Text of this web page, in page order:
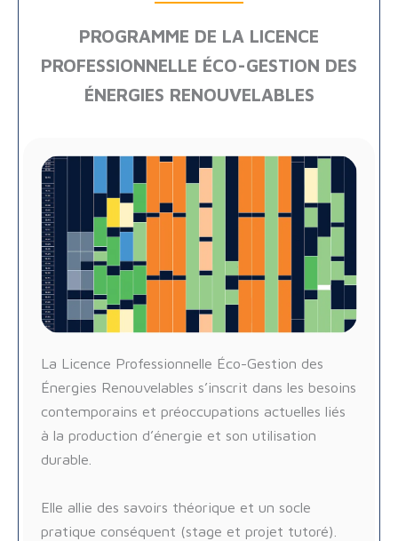
PROGRAMME DE LA LICENCE
PROFESSIONNELLE ÉCO-GESTION DES
ÉNERGIES RENOUVELABLES
La Licence Professionnelle Éco-Gestion des
Énergies Renouvelables s’inscrit dans les besoins
contemporains et préoccupations actuelles liés
à la production d’énergie et son utilisation
durable.
Elle allie des savoirs théorique et un socle
pratique conséquent (stage et projet tutoré).